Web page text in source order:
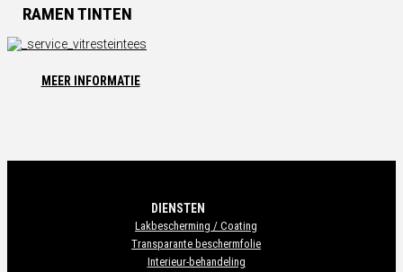
RAMEN TINTEN
MEER INFORMATIE
DIENSTEN
Lakbescherming / Coating
Transparante beschermfolie
Interieur-behandeling